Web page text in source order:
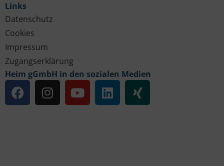
Links
Datenschutz
Cookies
Impressum
Zugangserklärung
Heim gGmbH in den sozialen Medien